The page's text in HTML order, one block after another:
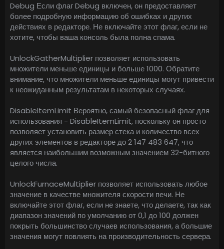
Debug Если флаг Debug включен, он предоставляет
более подробную информацию об ошибках и других
действиях в редакторе. Не включайте этот флаг, если не
хотите, чтобы ваша консоль была полна спама.
UnlockGatherMultiplier позволяет использовать
множители меньше единицы и больше 1000. Обратите
внимание, что множители меньше единицы могут привести
к неожиданным результатам в некоторых случаях.
DisableItemLimit Вероятно, самый безопасный флаг для
использования - DisableItemLimit, поскольку он просто
позволяет установить размер стека и количество всех
других элементов в редакторе до 2 147 483 647, что
является наибольшим возможным значением 32-битного
целого числа.
UnlockFurnaceMultiplier позволяет использовать любое
значение в качестве множителя скорости печи. Не
включайте этот флаг, если не знаете, что делаете, так как
диапазон значений по умолчанию от 0,1 до 100 должен
покрыть большинство случаев использования, а большие
значения могут повлиять на производительность сервера.